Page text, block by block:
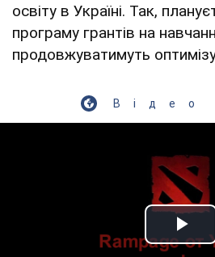
освіту в Україні. Так,
програму грантів на
продовжуватимуть
Відео